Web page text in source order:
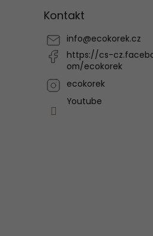
Kontakt
info@ecokorek.cz
https://cs-
om/ecokorek
ecokorek
Youtube